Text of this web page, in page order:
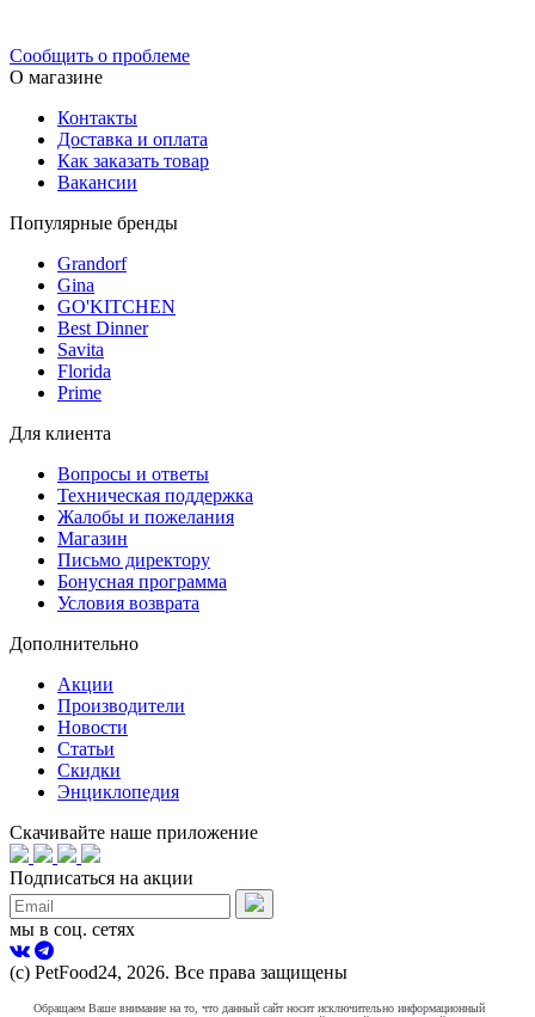
Сообщить о проблеме
О магазине
Контакты
Доставка и оплата
Как заказать товар
Вакансии
Популярные бренды
Grandorf
Gina
GO'KITCHEN
Best Dinner
Savita
Florida
Prime
Для клиента
Вопросы и ответы
Техническая поддержка
Жалобы и пожелания
Магазин
Письмо директору
Бонусная программа
Условия возврата
Дополнительно
Акции
Производители
Новости
Статьи
Скидки
Энциклопедия
Скачивайте наше приложение
Подписаться на акции
мы в соц. сетях
(с) PetFood24, 2026. Все права защищены
Обращаем Ваше внимание на то, что данный сайт носит исключительно информационный